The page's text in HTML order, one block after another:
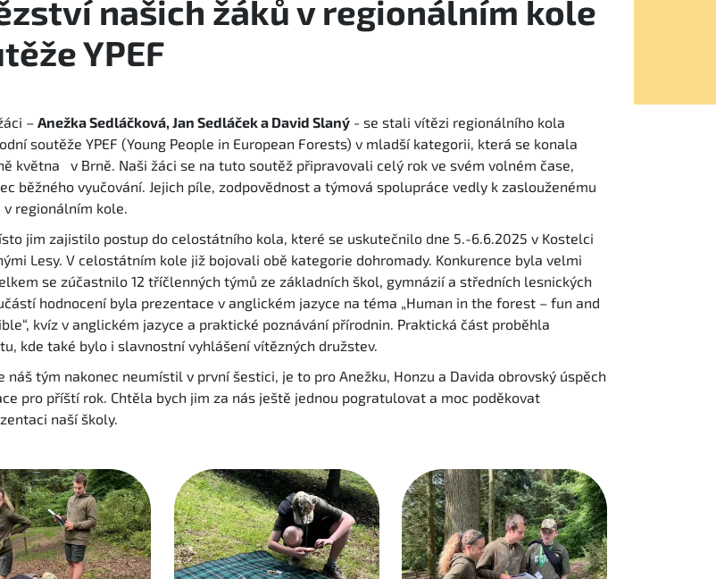
našich žáků v regionálním kole
YPEF
–Anežka Sedláčková, Jan Sedláček a David Slaný - se stali vítězi regionálního kola
soutěže YPEF (Young People in European Forests) v mladší kategorii, která se konala
května v Brně. Naši žáci se na tuto soutěž připravovali celý rok ve svém volném čase,
běžného vyučování. Jejich píle, zodpovědnost a týmová spolupráce vedly k zaslouženému
v regionálním kole.
jim zajistilo postup do celostátního kola, které se uskutečnilo dne 5.-6.6.2025 v Kostelci
Lesy. V celostátním kole již bojovali obě kategorie dohromady. Konkurence byla velmi
se zúčastnilo 12 tříčlenných týmů ze základních škol, gymnázií a středních lesnických
hodnocení byla prezentace v anglickém jazyce na téma „Human in the forest – fun and
kvíz v anglickém jazyce a praktické poznávání přírodnin. Praktická část proběhla
kde také bylo i slavnostní vyhlášení vítězných družstev.
náš tým nakonec neumístil v první šestici, je to pro Anežku, Honzu a Davida obrovský úspěch
pro příští rok. Chtěla bych jim za nás ještě jednou pogratulovat a moc poděkovat
naší školy.